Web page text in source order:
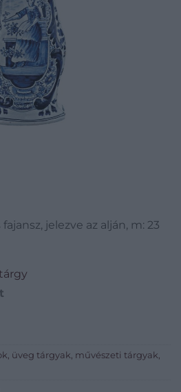
jelezve az alján, m: 23
üveg tárgyak, művészeti tárgyak,